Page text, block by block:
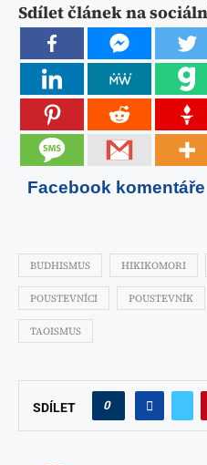
Sdílet článek na
Facebook komentáře
BUDHISMUS HIKIKOMORI
POUSTEVNÍCI POUSTEVNÍK
TAOISMUS
SDÍLET 0